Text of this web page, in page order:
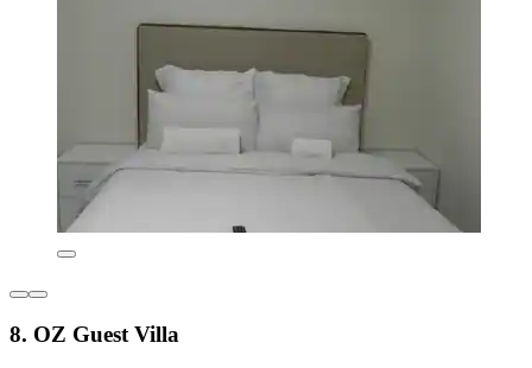
8. OZ Guest Villa